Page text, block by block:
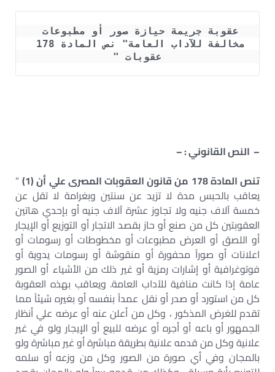
عقوبات "
– النص القانوني : –
تنص المادة 178 من قانون العقوبات المصرى علي أن (1)
”
يعاقب بالحبس مدة لا تزيد عن سنتين وبغرامة لا تقل عن
خمسة آلاف جنيه ولا تجاوز عشرة آلاف جنيه أو بإحدي هاتين
العقوبتين كل من صنع أو حاز بقصد الاتجار أو التوزيع أو الإيجار
أو اللصق أو العرض مطبوعات أو مخطوطات أو رسومات أو
اعلانات أو صوراً محفورة أو منقوشة أو رسومات يدوية أو
فوتوغرافية أو إشارات رمزية أو غير ذلك من الأشياء أو الصور
عامة إذا كانت منافية للآداب العامة. ويعاقب بهذه العقوبة
كل من استورد أو صدر أو نقل عمداً بنفسه أو بغيره شيئاً مما
تقدم للغرض المذكور ، وكل من أعلن عنه أو عرضه علي أنظار
الجمهور أو باعه أو أجره أو عرضه للبيع أو الإيجار ولو في غير
علانية وكل من قدمه علانية بطريقة مباشرة أو غير مباشرة ولو
بالمجان وفي أي صورة من الصور وكل من وزعه أو سلمه